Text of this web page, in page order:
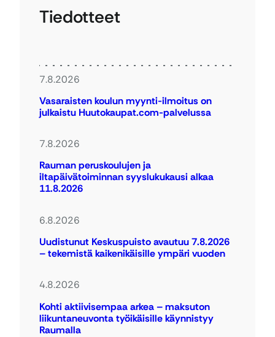
Tiedotteet
7.8.2026
Vasaraisten koulun myynti-ilmoitus on
julkaistu Huutokaupat.com-palvelussa
7.8.2026
Rauman peruskoulujen ja
iltapäivätoiminnan syyslukukausi alkaa
11.8.2026
6.8.2026
Uudistunut Keskuspuisto avautuu 7.8.2026
– tekemistä kaikenikäisille ympäri vuoden
4.8.2026
Kohti aktiivisempaa arkea – maksuton
liikuntaneuvonta työikäisille käynnistyy
Raumalla